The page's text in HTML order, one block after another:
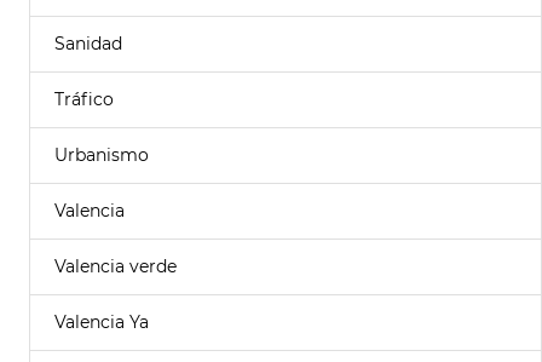
Sanidad
Tráfico
Urbanismo
Valencia
Valencia verde
Valencia Ya